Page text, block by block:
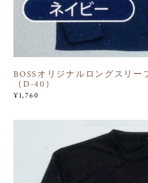
BOSSオリジナルロングスリー
（D-40）
¥1,760